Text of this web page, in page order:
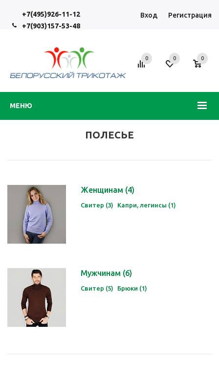
+7(495)926-11-12
+7(903)157-53-48
Вход Регистрация
МЕНЮ
0 0 0
ПОЛЕСЬЕ
Женщинам (4)
Свитер (3) Капри, легинсы (1)
Мужчинам (6)
Свитер (5) Брюки (1)